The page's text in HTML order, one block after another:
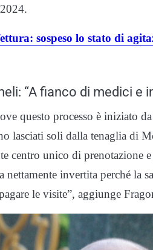
sospeso lo stato di
“A fianco di medici e
questo processo è iniziato
lasciati soli dalla tenaglia di
centro unico di
nettamente invertita perché la
le visite”, aggiunge